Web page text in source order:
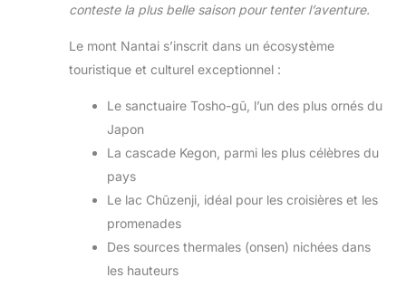
conteste la plus belle saison pour tenter l’aventure.
Le mont Nantai s’inscrit dans un écosystème
touristique et culturel exceptionnel :
Le sanctuaire Tosho-gū, l’un des plus ornés du
Japon
La cascade Kegon, parmi les plus célèbres du
pays
Le lac Chūzenji, idéal pour les croisières et les
promenades
Des sources thermales (onsen) nichées dans
les hauteurs